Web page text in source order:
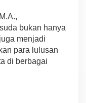
a
p
i
D
u
n
bukan hanya
juga menjadi
n para lulusan
di berbagai